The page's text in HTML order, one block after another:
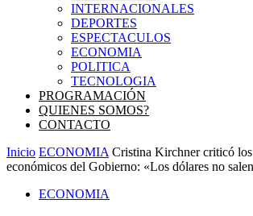
INTERNACIONALES
DEPORTES
ESPECTACULOS
ECONOMIA
POLITICA
TECNOLOGIA
PROGRAMACIÓN
QUIENES SOMOS?
CONTACTO
Inicio ECONOMIA Cristina Kirchner criticó
económicos del Gobierno: «Los dólares no
ECONOMIA